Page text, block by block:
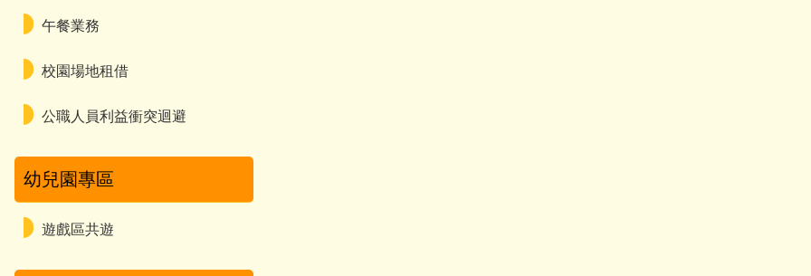
午餐業務
校園場地租借
公職人員利益衝突迴避
幼兒園專區
遊戲區共遊